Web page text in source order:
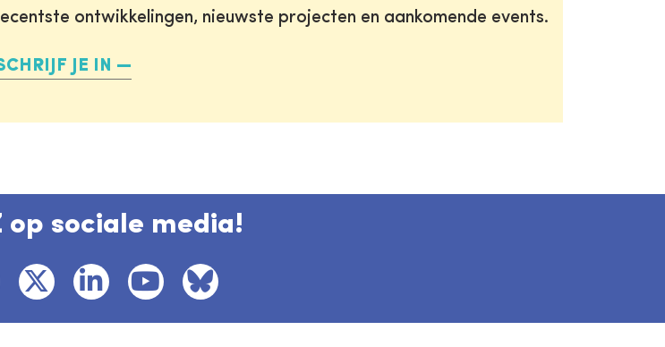
ontwikkelingen, nieuwste projecten en aankomende events.
JE IN
op sociale media!